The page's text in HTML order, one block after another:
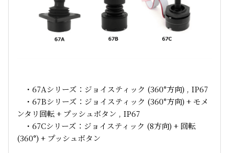
・67Aシリーズ：ジョイスティック (360°方向) , IP67
・67Bシリーズ：ジョイスティック (360°方向) + モメ
ンタリ回転 + プッシュボタン , IP67
・67Cシリーズ：ジョイスティック (8方向) + 回転
(360°) + プッシュボタン